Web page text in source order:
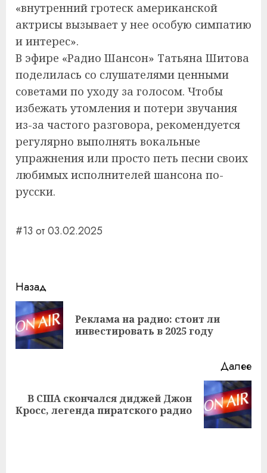
«внутренний гротеск американской
актрисы вызывает у нее особую симпатию
и интерес».
В эфире «Радио Шансон» Татьяна Шитова
поделилась со слушателями ценными
советами по уходу за голосом. Чтобы
избежать утомления и потери звучания
из-за частого разговора, рекомендуется
регулярно выполнять вокальные
упражнения или просто петь песни своих
любимых исполнителей шансона по-
русски.
#13 от 03.02.2025
Навигация
записи
Назад
Реклама на радио: стоит ли
инвестировать в 2025 году
Далее
Следующая
запись:
В США скончался диджей Джон
Кросс, легенда пиратского радио